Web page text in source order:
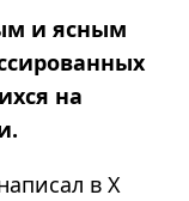
и ясным
на
в Х